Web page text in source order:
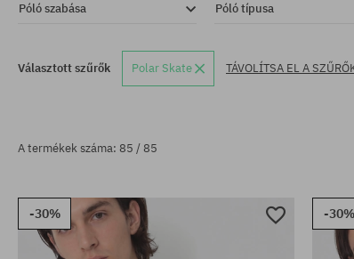
Póló szabása Póló típusa
Választott szűrők Polar Skate TÁVOLÍTSA EL A
A termékek száma: 85 / 85
-30% -30%